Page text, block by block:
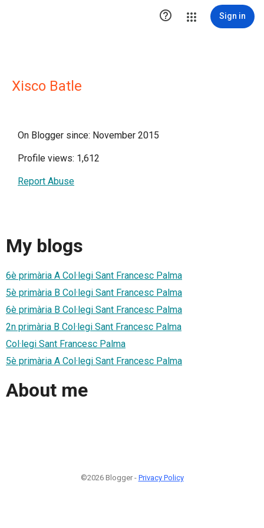
 Sign in
Xisco Batle
On Blogger since: November 2015
Profile views: 1,612
Report Abuse
My blogs
6è primària A Col·legi Sant Francesc Palma
5è primària B Col·legi Sant Francesc Palma
6è primària B Col·legi Sant Francesc Palma
2n primària B Col·legi Sant Francesc Palma
Col·legi Sant Francesc Palma
5è primària A Col·legi Sant Francesc Palma
About me
©2026 Blogger - Privacy Policy